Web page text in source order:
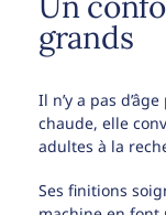
grands
Il n’y a pas
chaude, elle
adultes à la
Ses finitions